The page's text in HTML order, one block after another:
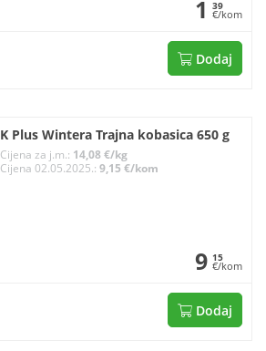
1 39
€/kom
Dodaj
K Plus Wintera Trajna kobasica 650 g
Cijena za j.m.: 14,08 €/kg
Cijena 02.05.2025.: 9,15 €/kom
9 15
€/kom
Dodaj